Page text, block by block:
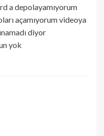
a depolayamıyorum
açamıyorum videoya
diyor
yok